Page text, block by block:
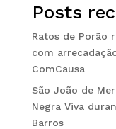
Posts
Ratos de Porão
com
ComCausa
São João de
Negra Viva
Barros